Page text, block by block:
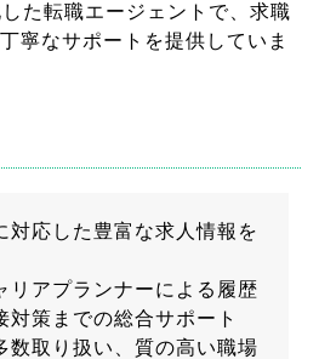
た転職エージェントで、求職
寧なサポートを提供していま
対応した豊富な求人情報を
リアプランナーによる履歴
対策までの総合サポート
数取り扱い、質の高い職場